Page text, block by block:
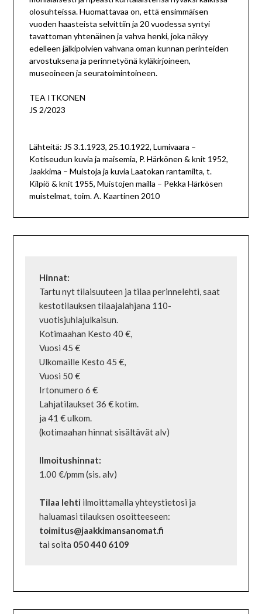
olosuhteissa. Huomattavaa on, että ensimmäisen
vuoden haasteista selvittiin ja 20 vuodessa syntyi
tavattoman yhtenäinen ja vahva henki, joka näkyy
edelleen jälkipolvien vahvana oman kunnan perinteiden
arvostuksena ja perinnetyönä kyläkirjoineen,
museoineen ja seuratoimintoineen.
TEA ITKONEN
JS 2/2023
Lähteitä: JS 3.1.1923, 25.10.1922, Lumivaara –
Kotiseudun kuvia ja maisemia, P. Härkönen & knit 1952,
Jaakkima – Muistoja ja kuvia Laatokan rantamilta, t.
Kilpiö & knit 1955, Muistojen mailla – Pekka Härkösen
muistelmat, toim. A. Kaartinen 2010
Tartu nyt tilaisuuteen ja tilaa perinnelehti, saat
kestotilauksen tilaajalahjana 110-
vuotisjuhlajulkaisun.
Kotimaahan Kesto 40 €,
Vuosi 45 €
Ulkomaille Kesto 45 €,
Vuosi 50 €
Irtonumero 6 €
Lahjatilaukset 36 € kotim.
ja 41 € ulkom.
(kotimaahan hinnat sisältävät alv)
1.00 €/pmm (sis. alv)
Tilaa lehti ilmoittamalla yhteystietosi ja
toimitus@jaakkimansanomat.fi
tai soita 050 440 6109